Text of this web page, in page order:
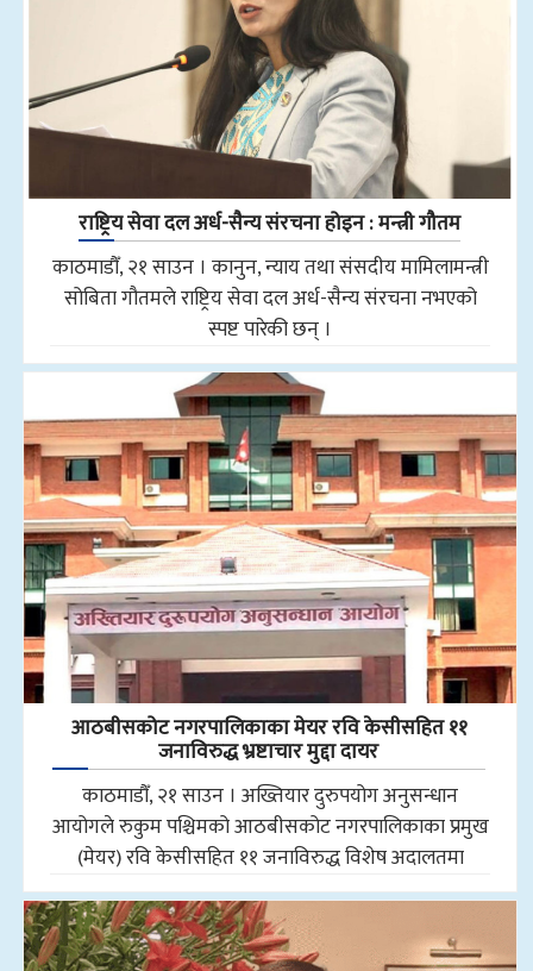
राष्ट्रिय सेवा दल अर्ध-सैन्य संरचना होइन : मन्त्री गौतम
काठमाडौँ, २१ साउन । कानुन, न्याय तथा संसदीय मामिलामन्त्री
सोबिता गौतमले राष्ट्रिय सेवा दल अर्ध-सैन्य संरचना नभएको
स्पष्ट पारेकी छन् ।
आठबीसकोट नगरपालिकाका मेयर रवि केसीसहित ११
जनाविरुद्ध भ्रष्टाचार मुद्दा दायर
काठमाडौँ, २१ साउन । अख्तियार दुरुपयोग अनुसन्धान
आयोगले रुकुम पश्चिमको आठबीसकोट नगरपालिकाका प्रमुख
(मेयर) रवि केसीसहित ११ जनाविरुद्ध विशेष अदालतमा